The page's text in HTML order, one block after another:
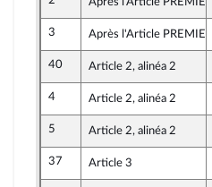
3 Après l'Article PREMIER
40 Article 2, alinéa 2
4 Article 2, alinéa 2
5 Article 2, alinéa 2
37 Article 3